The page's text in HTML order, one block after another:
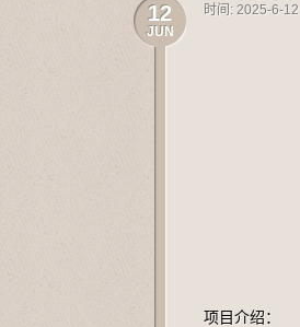
12
JUN
时间: 2025-6-12
项目介绍：